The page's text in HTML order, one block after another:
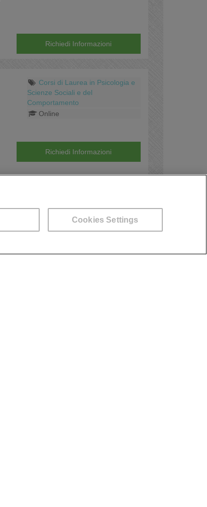
Richiedi Informazioni
Corsi di Laurea in Psicologia e
Scienze Sociali e del
Comportamento
Online
Richiedi Informazioni
Online
A disposizione per aiutarti
Cookies Settings